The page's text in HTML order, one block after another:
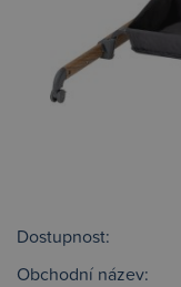
Dostupnost:
Obchodní název: